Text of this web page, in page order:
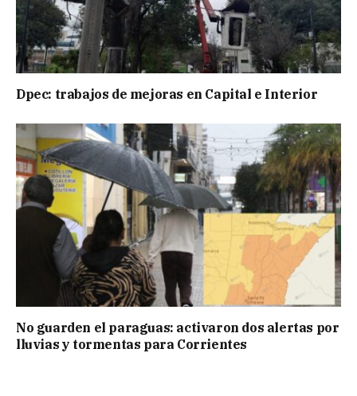
Dpec: trabajos de mejoras en Capital e Interior
No guarden el paraguas: activaron dos alertas por
lluvias y tormentas para Corrientes